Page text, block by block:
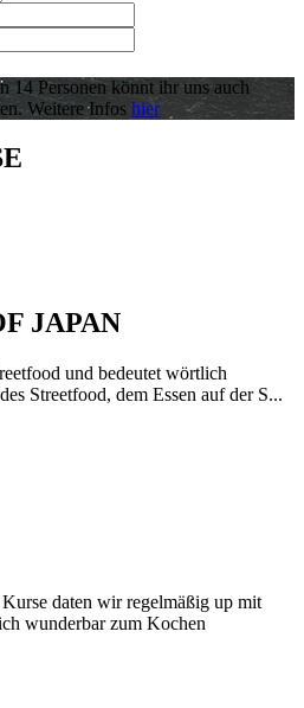
14 Personen könnt ihr uns auch
Weitere Infos hier
JAPAN
und bedeutet wörtlich
Streetfood, dem Essen auf der S...
daten wir regelmäßig up mit
wunderbar zum Kochen